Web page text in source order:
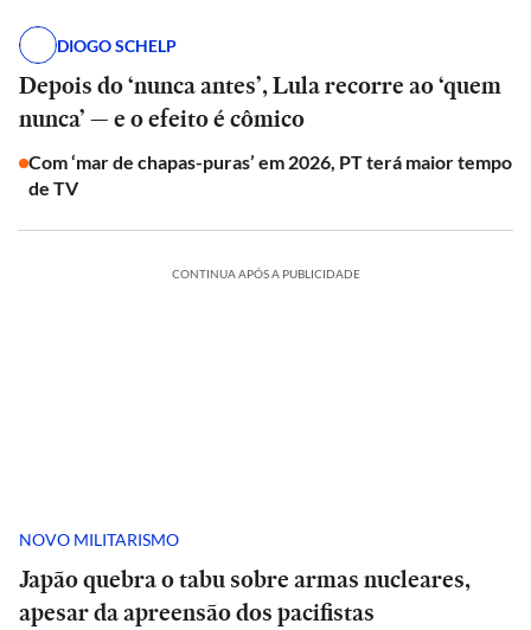
DIOGO SCHELP
Depois do ‘nunca antes’, Lula recorre ao ‘quem
nunca’ — e o efeito é cômico
Com ‘mar de chapas-puras’ em 2026, PT terá maior tempo
de TV
CONTINUA APÓS A PUBLICIDADE
NOVO MILITARISMO
Japão quebra o tabu sobre armas nucleares,
apesar da apreensão dos pacifistas